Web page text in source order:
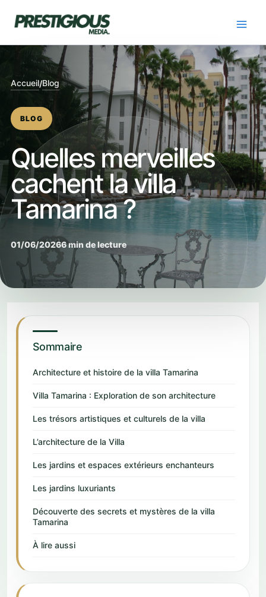
Accueil/Blog
BLOG
Quelles merveilles
cachent la villa
Tamarina ?
01/06/20266 min de lecture
Sommaire
Architecture et histoire de la villa Tamarina
Villa Tamarina : Exploration de son architecture
Les trésors artistiques et culturels de la villa
L’architecture de la Villa
Les jardins et espaces extérieurs enchanteurs
Les jardins luxuriants
Découverte des secrets et mystères de la villa
Tamarina
À lire aussi